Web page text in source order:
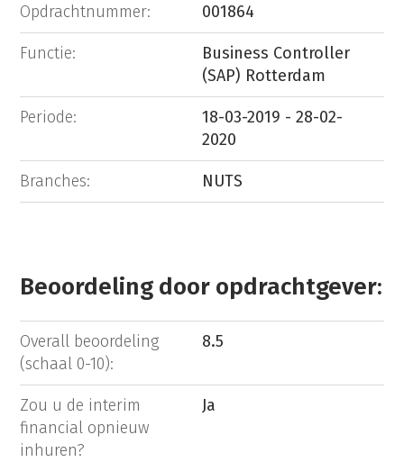
Opdrachtnummer: 001864
Functie:
Business Controller
(SAP) Rotterdam
Periode:
18-03-2019 - 28-02-
2020
Branches: NUTS
Beoordeling door opdrachtgever:
Overall beoordeling
(schaal 0-10):
8.5
Zou u de interim
financial opnieuw
inhuren?
Ja